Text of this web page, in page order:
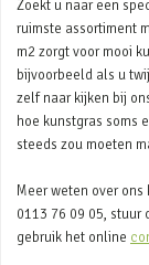
Zoekt u naar een
ruimste assortiment
m2 zorgt voor mooi
bijvoorbeeld als u
zelf naar kijken bij
hoe kunstgras soms
steeds zou moeten
Meer weten over
0113 76 09 05, stuur
gebruik het online